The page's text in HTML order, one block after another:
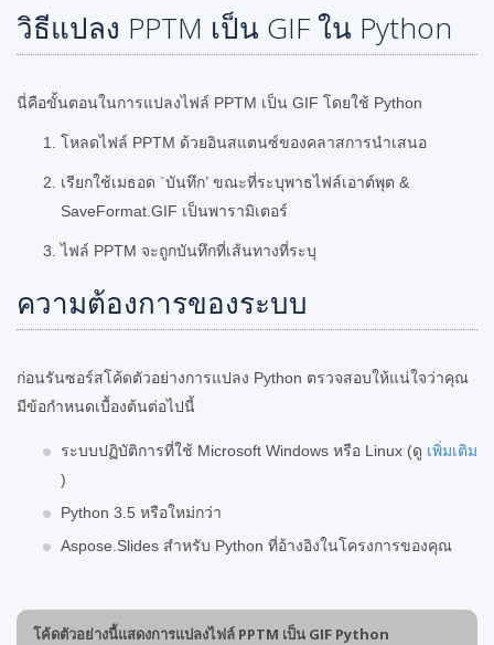
วิธีแปลง PPTM เป็น GIF ใน Python
นี่คือขั้นตอนในการแปลงไฟล์ PPTM เป็น GIF โดยใช้ Python
โหลดไฟล์ PPTM ด้วยอินสแตนซ์ของคลาสการนำเสนอ
เรียกใช้เมธอด `บันทึก’ ขณะที่ระบุพาธไฟล์เอาต์พุต &
SaveFormat.GIF เป็นพารามิเตอร์
ไฟล์ PPTM จะถูกบันทึกที่เส้นทางที่ระบุ
ความต้องการของระบบ
ก่อนรันซอร์สโค้ดตัวอย่างการแปลง Python ตรวจสอบให้แน่ใจว่าคุณ
มีข้อกำหนดเบื้องต้นต่อไปนี้
ระบบปฏิบัติการที่ใช้ Microsoft Windows หรือ Linux (ดู เพิ่มเติม
)
Python 3.5 หรือใหม่กว่า
Aspose.Slides สำหรับ Python ที่อ้างอิงในโครงการของคุณ
โค้ดตัวอย่างนี้แสดงการแปลงไฟล์ PPTM เป็น GIF Python